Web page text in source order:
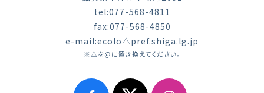
tel:077-568-4811
fax:077-568-4850
e-mail:ecolo△pref.shiga.lg.jp
※△を@に置き換えてください。